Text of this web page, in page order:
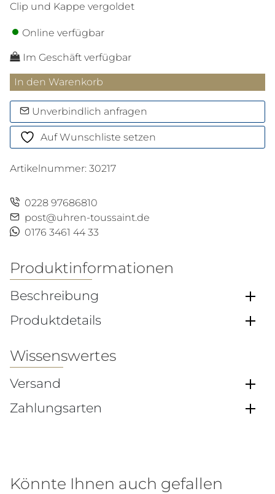
Clip und Kappe vergoldet
Online verfügbar
Im Geschäft verfügbar
Meisterstück
Romeo
Juliet
Doué
Kugelschreiber
In den Warenkorb
Unverbindlich anfragen
Auf Wunschliste setzen
Artikelnummer: 30217
0228 97686810
post@uhren-toussaint.de
0176 3461 44 33
Produktinformationen
Beschreibung
Produktdetails
Wissenswertes
Versand
Zahlungsarten
Könnte Ihnen auch gefallen